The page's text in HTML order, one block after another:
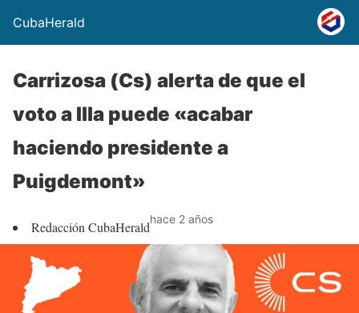
CubaHerald
Carrizosa (Cs) alerta de que el
voto a Illa puede «acabar
haciendo presidente a
Puigdemont»
Redacción CubaHeraldhace 2 años